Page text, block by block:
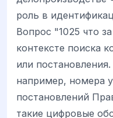
роль в
Вопрос "1025 что
контексте поиска
или
например, номера
постановлений
такие цифровые